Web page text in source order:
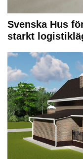
Svenska Hus
starkt